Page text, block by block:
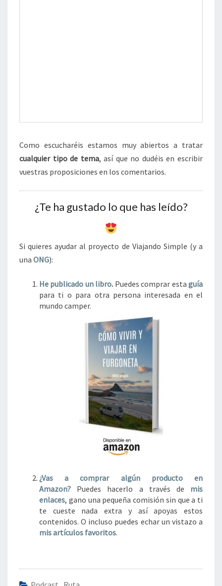
Como escucharéis estamos muy abiertos a tratar
cualquier tipo de tema, así que no dudéis en escribir
vuestras proposiciones en los comentarios.
¿Te ha gustado lo que has leído?
Si quieres ayudar al proyecto de Viajando Simple (y a
una ONG):
He publicado un libro. Puedes comprar estaguía
para ti o para otra persona interesada en el
mundo camper.
¿Vas a comprar algúnproducto en
Amazon? Puedes hacerlo a través de mis
enlaces, gano una pequeña comisión sin que a ti
te cueste nada extra y así apoyas estos
contenidos. O incluso puedes echar un vistazo a
mis artículos favoritos.